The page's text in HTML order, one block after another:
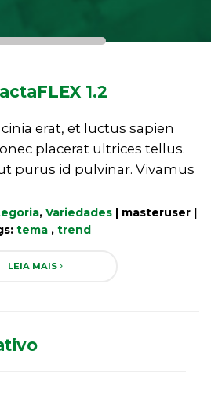
1.2
erat, et luctus sapien
placerat ultrices tellus.
purus id pulvinar. Vivamus
, Variedades| masteruser |
tema, trend
LEIA MAIS